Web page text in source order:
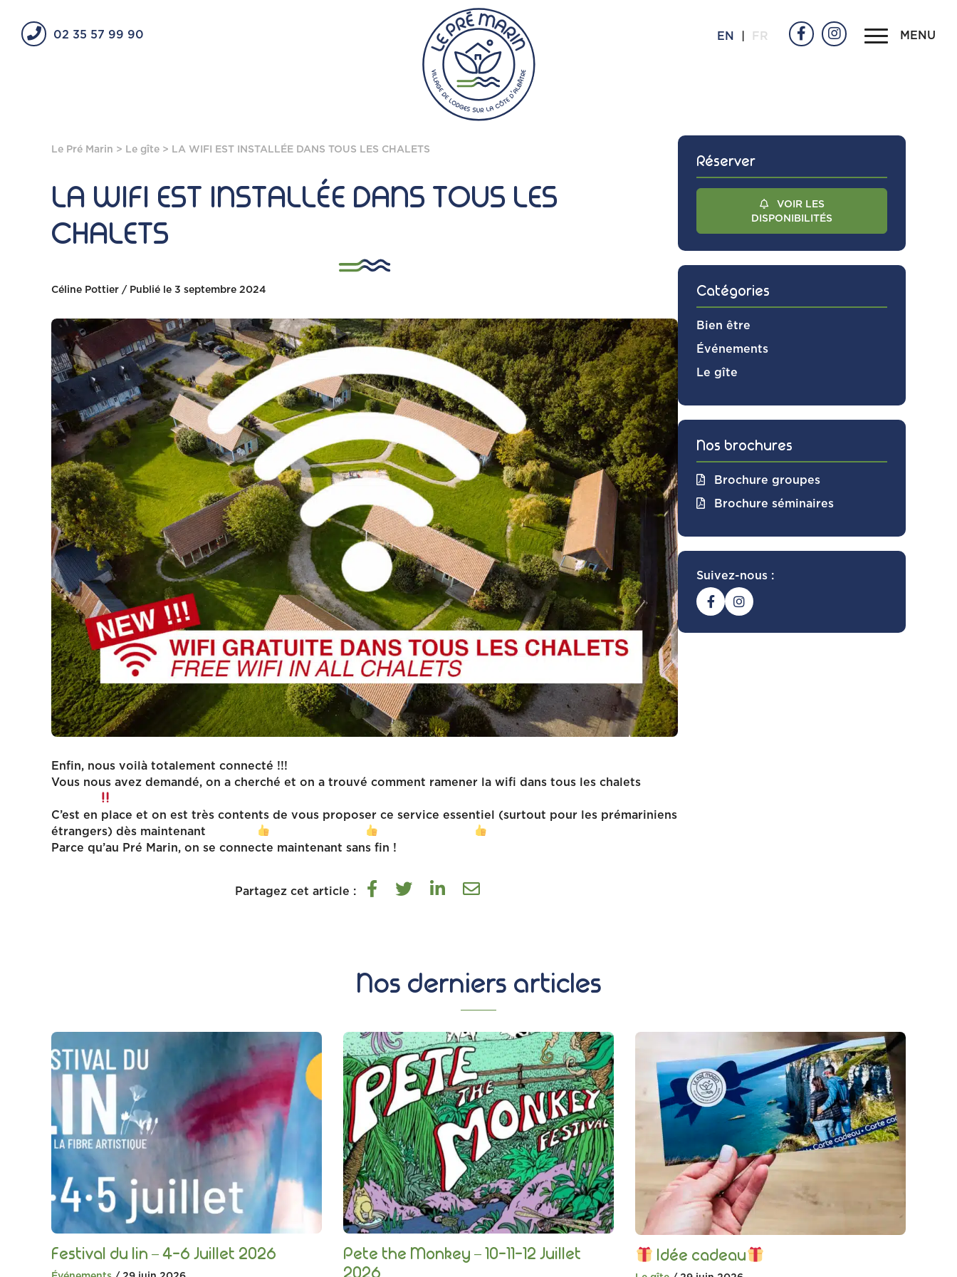
MENU
02 35 57 99 90 EN FR
Le Pré Marin > Le gîte > LA WIFI EST INSTALLÉE DANS TOUS LES CHALETS
LA WIFI EST INSTALLÉE DANS TOUS LES
CHALETS
Céline Pottier / Publié le 3 septembre 2024
Enfin, nous voilà totalement connecté !!!
Vous nous avez demandé, on a cherché et on a trouvé comment ramener la wifi dans tous les chalets
C’est en place et on est très contents de vous proposer ce service essentiel (surtout pour les prémariniens
étrangers) dès maintenant
Parce qu’au Pré Marin, on se connecte maintenant sans fin !
Partagez cet article :
Réserver
VOIR LES
DISPONIBILITÉS
Catégories
Bien être
Événements
Le gîte
Nos brochures
Brochure groupes
Brochure séminaires
Suivez-nous :
Nos derniers articles
Festival du lin – 4-6 Juillet 2026
Pete the Monkey – 10-11-12 Juillet
2026
Idée cadeau